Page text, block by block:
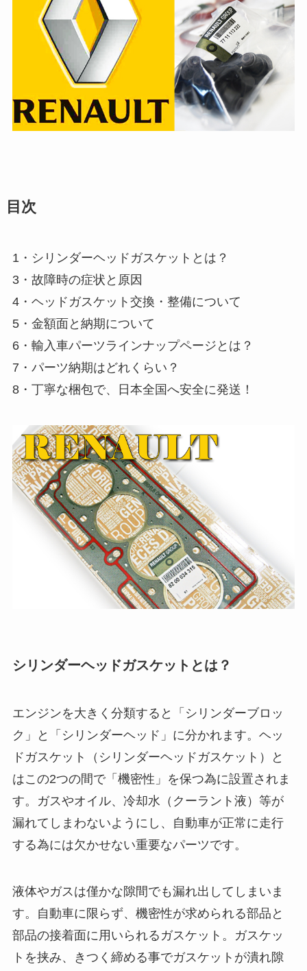
目次
1・シリンダーヘッドガスケットとは？
3・故障時の症状と原因
4・ヘッドガスケット交換・整備について
5・金額面と納期について
6・輸入車パーツラインナップページとは？
7・パーツ納期はどれくらい？
8・丁寧な梱包で、日本全国へ安全に発送！
シリンダーヘッドガスケットとは？
エンジンを大きく分類すると「シリンダーブロッ
ク」と「シリンダーヘッド」に分かれます。ヘッ
ドガスケット（シリンダーヘッドガスケット）と
はこの2つの間で「機密性」を保つ為に設置されま
す。ガスやオイル、冷却水（クーラント液）等が
漏れてしまわないようにし、自動車が正常に走行
する為には欠かせない重要なパーツです。
液体やガスは僅かな隙間でも漏れ出してしまいま
す。自動車に限らず、機密性が求められる部品と
部品の接着面に用いられるガスケット。ガスケッ
トを挟み、きつく締める事でガスケットが潰れ隙